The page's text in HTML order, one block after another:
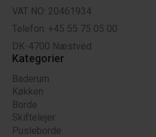
VAT NO: 20461934
Telefon: +45 55 75 05 00
DK-4700 Næstved
Kategorier
Baderum
Køkken
Borde
Skiftelejer
Pusleborde